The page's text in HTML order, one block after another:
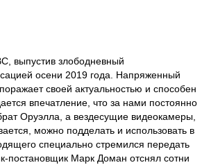
выпустив злободневный
осени 2019 года. Напряженный
своей актуальностью и способен
впечатление, что за нами постоянно
Оруэлла, а вездесущие видеокамеры,
можно подделать и использовать в
специально стремился передать
постановщик Марк Доман отснял сотни